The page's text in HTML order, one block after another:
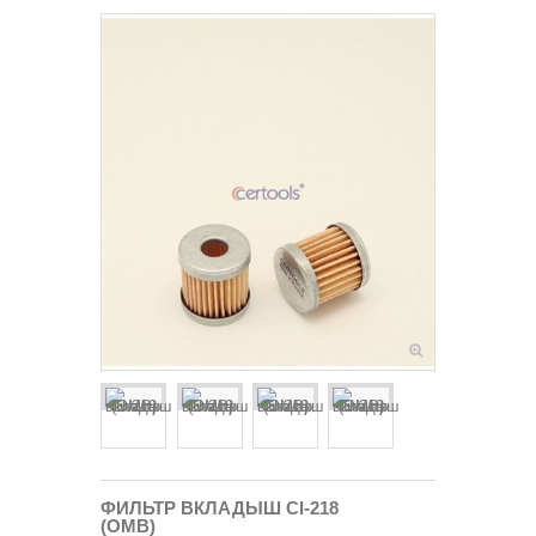
ФИЛЬТР ВКЛАДЫШ CI-218
(ОМВ)